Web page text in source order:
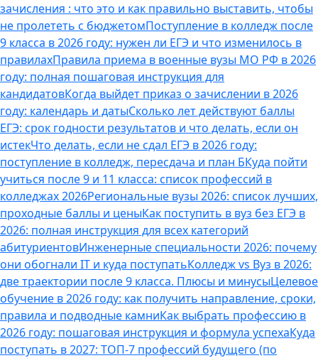
зачисления : что это и как правильно выставить, чтобы
не пролететь с бюджетомПоступление в колледж после
9 класса в 2026 году: нужен ли ЕГЭ и что изменилось в
правилахПравила приема в военные вузы МО РФ в 2026
году: полная пошаговая инструкция для
кандидатовКогда выйдет приказ о зачислении в 2026
году: календарь и датыСколько лет действуют баллы
ЕГЭ: срок годности результатов и что делать, если он
истекЧто делать, если не сдал ЕГЭ в 2026 году:
поступление в колледж, пересдача и план БКуда пойти
учиться после 9 и 11 класса: список профессий в
колледжах 2026Региональные вузы 2026: список лучших,
проходные баллы и ценыКак поступить в вуз без ЕГЭ в
2026: полная инструкция для всех категорий
абитуриентовИнженерные специальности 2026: почему
они обогнали IT и куда поступатьКолледж vs Вуз в 2026:
две траектории после 9 класса. Плюсы и минусыЦелевое
обучение в 2026 году: как получить направление, сроки,
правила и подводные камниКак выбрать профессию в
2026 году: пошаговая инструкция и формула успехаКуда
поступать в 2027: ТОП-7 профессий будущего (по